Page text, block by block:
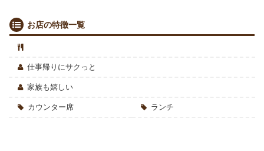
お店の特徴一覧
仕事帰りにサクっと
家族も嬉しい
カウンター席 ランチ